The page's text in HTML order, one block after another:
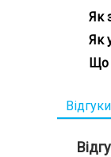
На
Як
Як
Ми
Що
Відгуки